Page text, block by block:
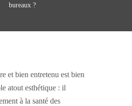
bureaux ?
et bien entretenu est bien
atout esthétique : il
à la santé des